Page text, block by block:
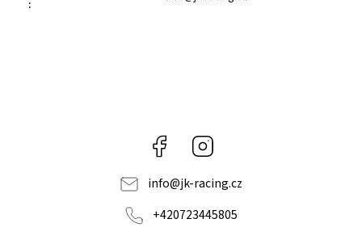
:
Facebook
info@jk-racing.cz
+420723445805